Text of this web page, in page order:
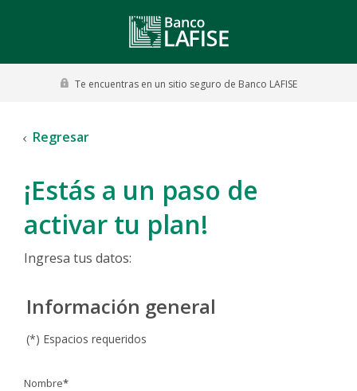
Te encuentras en un sitio seguro de Banco LAFISE
Regresar